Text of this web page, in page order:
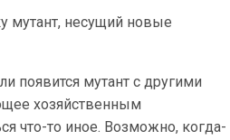
мутант, несущий новые
появится мутант с другими
хозяйственным
что-то иное. Возможно, когда-